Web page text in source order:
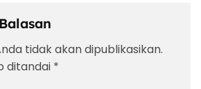
tidak akan dipublikasikan.
ditandai *